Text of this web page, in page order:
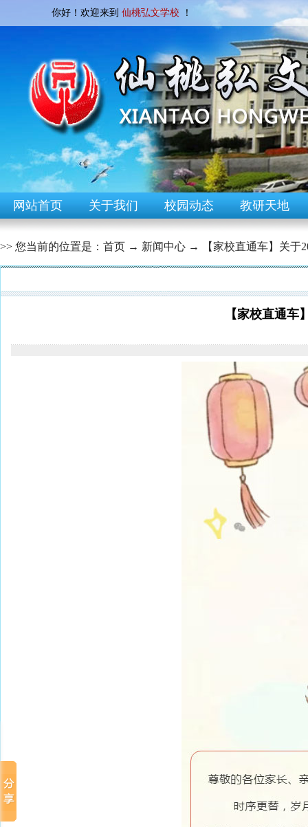
你好！欢迎来到 仙桃弘文学校 ！
网站首页 关于我们 校园动态 教研天地
>> 您当前的位置是： 首页 → 新闻中心 → 【家校直通车】关于
【家校直通车